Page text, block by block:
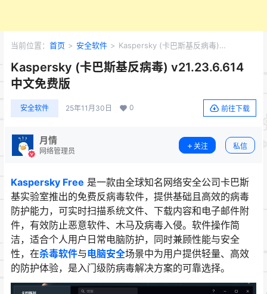
当前位置： 首页 > 安全软件 > Kaspersky (卡巴斯基反病毒)
Kaspersky (卡巴斯基反病毒) v21.23.6.614
中文免费版
安全软件 25年11月30日 0 前往下载
月情
网络管理员
关注 私信
Kaspersky Free 是一款由全球知名网络安全公司卡巴斯
基实验室推出的免费反病毒软件，提供基础且高效的病毒
防护能力，可实时扫描系统文件、下载内容和电子邮件附
件，有效防止恶意软件、木马及病毒入侵。软件操作简
洁，适合个人用户日常电脑防护，同时兼顾性能与安全
性，在杀毒软件与电脑安全场景中为用户提供轻量、高效
的防护体验，是入门级防病毒解决方案的可靠选择。